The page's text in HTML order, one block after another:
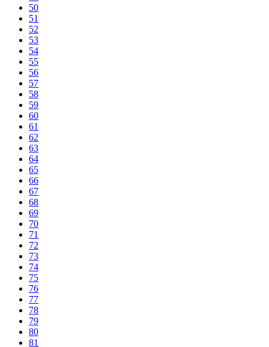
50
51
52
53
54
55
56
57
58
59
60
61
62
63
64
65
66
67
68
69
70
71
72
73
74
75
76
77
78
79
80
81